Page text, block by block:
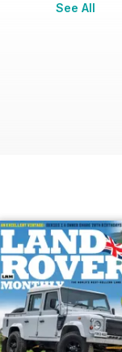
See All